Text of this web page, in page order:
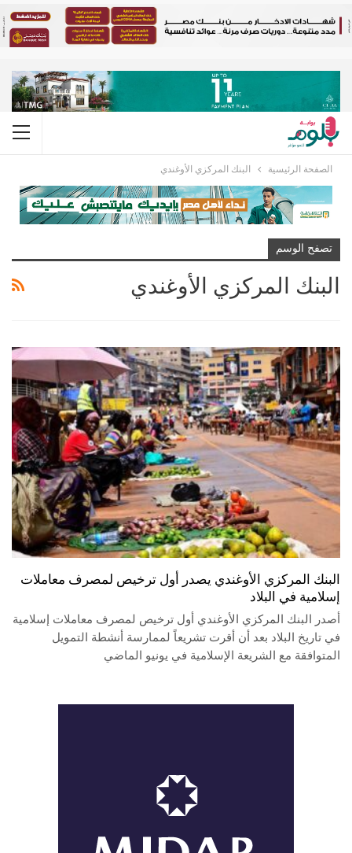
الصفحة الرئيسية البنك المركزي الأوغندي
تصفح الوسم
البنك المركزي الأوغندي
البنك المركزي الأوغندي يصدر أول ترخيص لمصرف معاملات
إسلامية في البلاد
أصدر البنك المركزي الأوغندي أول ترخيص لمصرف معاملات إسلامية
في تاريخ البلاد بعد أن أقرت تشريعاً لممارسة أنشطة التمويل
المتوافقة مع الشريعة الإسلامية في يونيو الماضي